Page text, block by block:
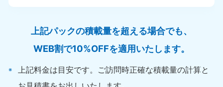
上記パックの積載量を超える場合でも、
WEB割で10%OFFを適用いたします。
上記料金は目安です。ご訪問時正確な積載量の計算と